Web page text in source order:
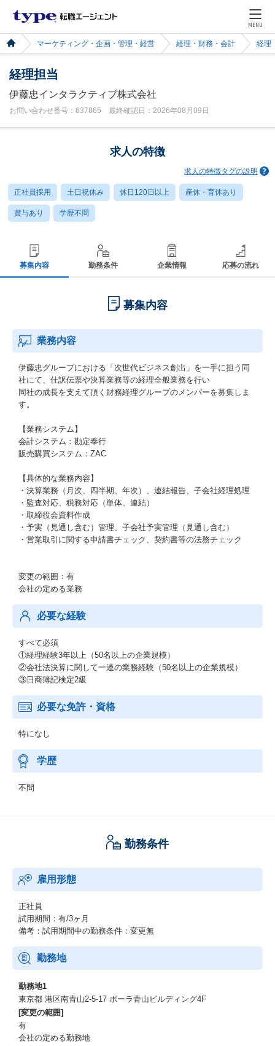
MENU
マーケティング・企画・管理・経営 経理・財務・会計 経理
経理担当
伊藤忠インタラクティブ株式会社
お問い合わせ番号：637865 最終確認日：2026年08月09日
求人の特徴
求人の特徴タグの説明
正社員採用 土日祝休み 休日120日以上 産休・育休あり
賞与あり 学歴不問
募集内容 勤務条件 企業情報 応募の流れ
募集内容
業務内容
伊藤忠グループにおける「次世代ビジネス創出」を一手に担う同
社にて、仕訳伝票や決算業務等の経理全般業務を行い
同社の成長を支えて頂く財務経理グループのメンバーを募集しま
す。
【業務システム】
会計システム：勘定奉行
販売購買システム：ZAC
【具体的な業務内容】
・決算業務（月次、四半期、年次）、連結報告、子会社経理処理
・監査対応、税務対応（単体、連結）
・取締役会資料作成
・予実（見通し含む）管理、子会社予実管理（見通し含む）
・営業取引に関する申請書チェック、契約書等の法務チェック
変更の範囲：有
会社の定める業務
必要な経験
すべて必須
①経理経験3年以上（50名以上の企業規模）
②会社法決算に関して一連の業務経験（50名以上の企業規模）
③⽇商簿記検定2級
必要な免許・資格
特になし
学歴
不問
勤務条件
雇用形態
正社員
試用期間：有/3ヶ月
備考：試用期間中の勤務条件：変更無
勤務地
勤務地1
東京都 港区南青山2-5-17 ポーラ青山ビルディング4F
[変更の範囲]
有
会社の定める勤務地